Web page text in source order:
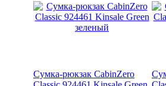
Сумка-рюкзак CabinZero